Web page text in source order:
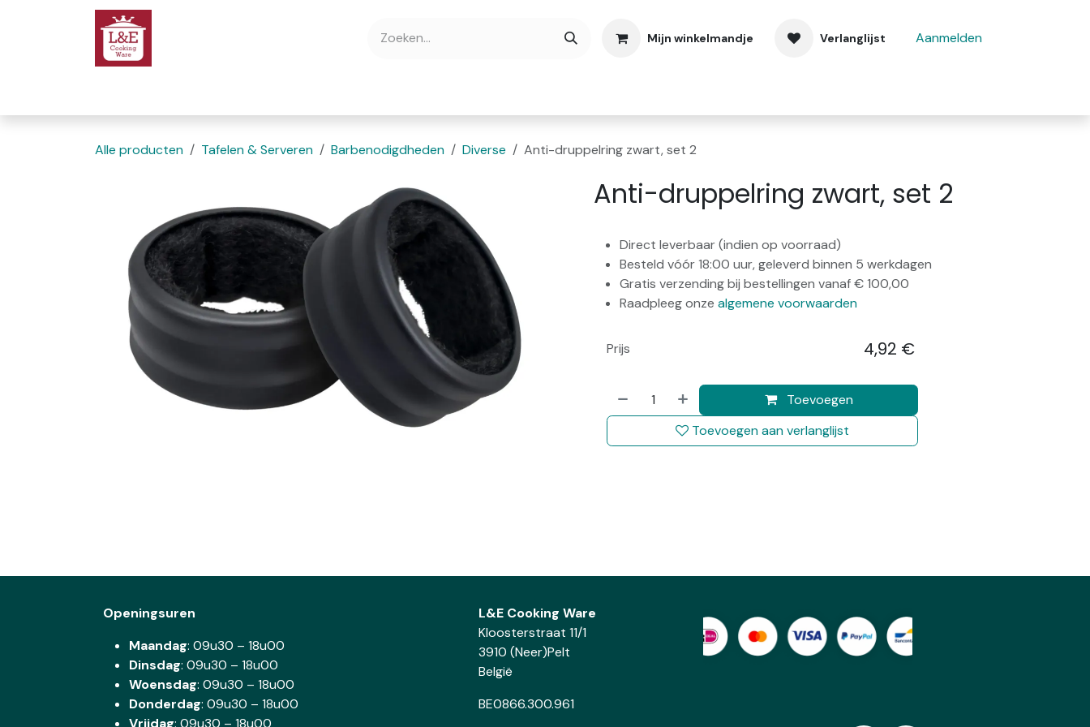
Overslaan naar inhoud
Mijn winkelmandje Verlanglijst Aanmelden
Alle producten Tafelen & Serveren Barbenodigdheden Diverse Anti-druppelring zwart, set 2
Anti-druppelring zwart, set 2
Direct leverbaar (indien op voorraad)
Besteld vóór 18:00 uur, geleverd binnen 5 werkdagen
Gratis verzending bij bestellingen vanaf € 100,00
Raadpleeg onze algemene voorwaarden
Toevoegen
Toevoegen aan verlanglijst
Prijs 4,92 €
Openingsuren
Maandag: 09u30 – 18u00
Dinsdag: 09u30 – 18u00
Woensdag: 09u30 – 18u00
Donderdag: 09u30 – 18u00
Vrijdag: 09u30 – 18u00
L&E Cooking Ware
Kloosterstraat 11/1
3910 (Neer)Pelt
België
BE0866.300.961